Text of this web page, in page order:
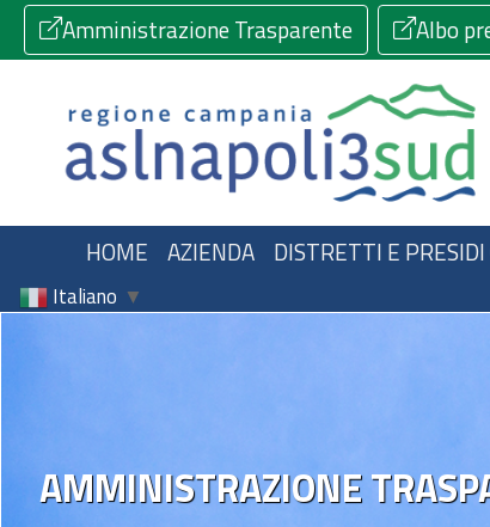
Amministrazione Trasparente Albo
HOME AZIENDA DISTRETTI E
Italiano ▼
AMMINISTRAZIONE